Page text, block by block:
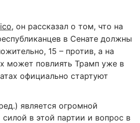
, он рассказал о том, что на
в Сенате должны
15 – против, а на
может повлиять Трамп уже в
официально стартуют
является огромной
силой в этой партии и вопрос в